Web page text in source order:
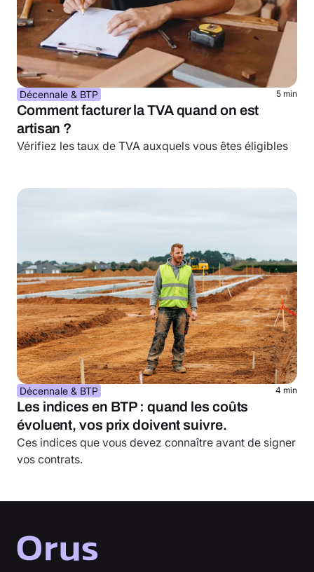
Décennale & BTP 5 min
Comment facturer la TVA quand on est
artisan ?
Vérifiez les taux de TVA auxquels vous êtes éligibles
Décennale & BTP 4 min
Les indices en BTP : quand les coûts
évoluent, vos prix doivent suivre.
Ces indices que vous devez connaître avant de signer
vos contrats.